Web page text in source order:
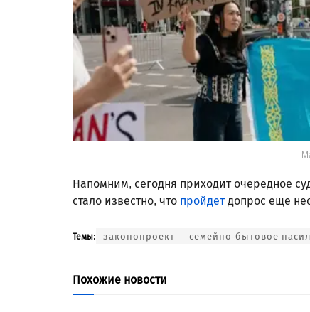
Напомним, сегодня приходит очередное
стало известно, что пройдетдопрос еще
Темы: законопроект семейно-бытовое
Похожие новости